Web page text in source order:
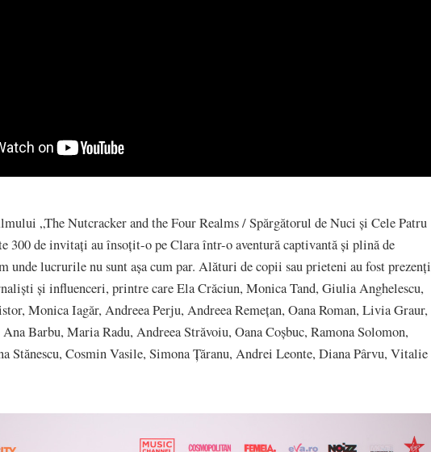
„The Nutcracker and the Four Realms / Spărgătorul de Nuci și Cele Patru
300 de invitați au însoțit-o pe Clara într-o aventură captivantă și plină de
unde lucrurile nu sunt așa cum par. Alături de copii sau prieteni au fost prezenți
și influenceri, printre care Ela Crăciun, Monica Tand, Giulia Anghelescu,
Monica Iagăr, Andreea Perju, Andreea Remețan, Oana Roman, Livia Graur,
Barbu, Maria Radu, Andreea Străvoiu, Oana Coșbuc, Ramona Solomon,
Stănescu, Cosmin Vasile, Simona Țăranu, Andrei Leonte, Diana Pârvu, Vitalie